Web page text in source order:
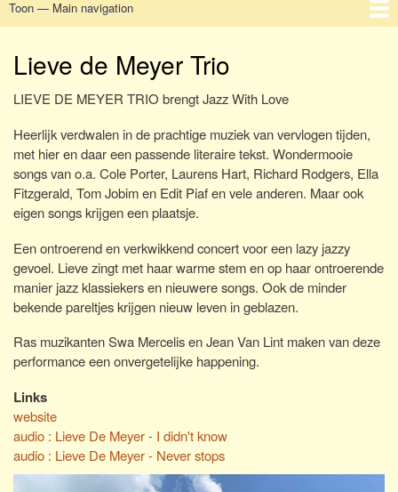
Main
Toon — Main navigation
Lieve de Meyer Trio
LIEVE DE MEYER TRIO brengt Jazz With Love
Heerlijk verdwalen in de prachtige muziek van vervlogen tijden,
met hier en daar een passende literaire tekst. Wondermooie
songs van o.a. Cole Porter, Laurens Hart, Richard Rodgers, Ella
Fitzgerald, Tom Jobim en Edit Piaf en vele anderen. Maar ook
eigen songs krijgen een plaatsje.
Een ontroerend en verkwikkend concert voor een lazy jazzy
gevoel. Lieve zingt met haar warme stem en op haar ontroerende
manier jazz klassiekers en nieuwere songs. Ook de minder
bekende pareltjes krijgen nieuw leven in geblazen.
Ras muzikanten Swa Mercelis en Jean Van Lint maken van deze
performance een onvergetelijke happening.
Links
website
audio : Lieve De Meyer - I didn't know
audio : Lieve De Meyer - Never stops